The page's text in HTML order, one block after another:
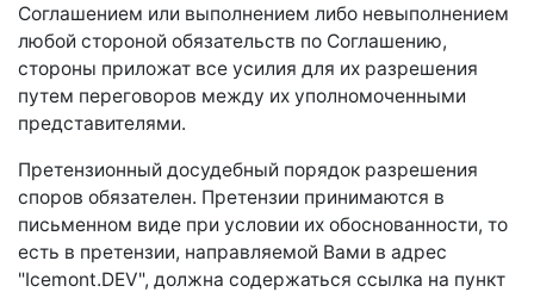
Соглашением или выполнением либо невыполнением
любой стороной обязательств по Соглашению,
стороны приложат все усилия для их разрешения
путем переговоров между их уполномоченными
представителями.
Претензионный досудебный порядок разрешения
споров обязателен. Претензии принимаются в
письменном виде при условии их обоснованности, то
есть в претензии, направляемой Вами в адрес
"Icemont.DEV", должна содержаться ссылка на пункт